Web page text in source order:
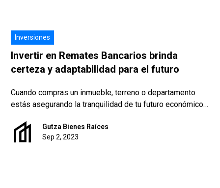
Inversiones
Invertir en Remates Bancarios brinda
certeza y adaptabilidad para el futuro
Cuando compras un inmueble, terreno o departamento
estás asegurando la tranquilidad de tu futuro económico,
Gutza Bienes Raíces
Sep 2, 2023